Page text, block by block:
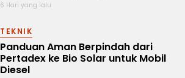
6 Hari yang lalu
TEKNIK
Panduan Aman Berpindah dari
Pertadex ke Bio Solar untuk Mobil
Diesel